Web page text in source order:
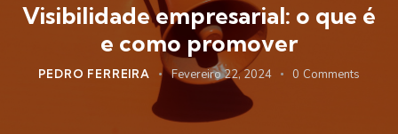
Visibilidade empresarial: o que é
e como promover
PEDRO FERREIRA Fevereiro 22, 2024 0 Comments